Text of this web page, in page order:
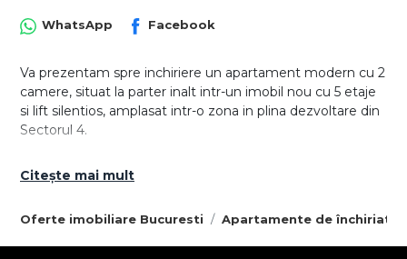
Oferte imobiliare Bucuresti Apartamente de închiriat
WhatsApp Facebook
Va prezentam spre inchiriere un apartament modern cu 2
camere, situat la parter inalt intr-un imobil nou cu 5 etaje
si lift silentios, amplasat intr-o zona in plina dezvoltare din
Sectorul 4.
pentru mutare imediata. Amenajarea moderna, finisajele
spatiu primitor, ideal pentru un cuplu sau pentru o
Citește mai mult